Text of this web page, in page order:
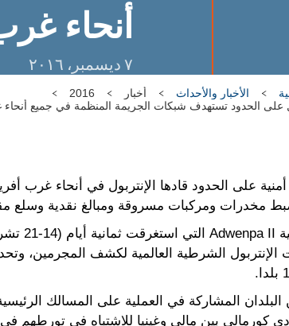
أنحاء
٧ ديسمبر، ٢٠١٦
الأخبار والأحداث أخبار
2016
على الحدود تستهدف شبكات الجريمة المنظمة في جميع أنحاء
على الحدود قادها الإنتربول في أنحاء غرب
مخدرات ومركبات مسروقة ومبالغ نقدية وسلع
البلدان المشاركة في العملية على المسالك